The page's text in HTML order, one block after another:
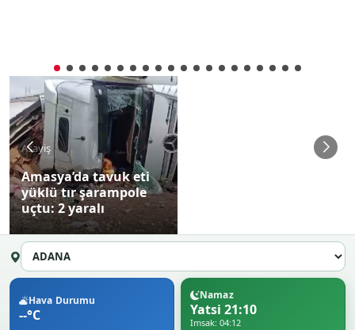
Asayiş
Amasya’da tavuk eti
yüklü tır şarampole
uçtu: 2 yaralı
Hava Durumu
--°C
Namaz
Yatsi 21:10
Imsak: 04:12